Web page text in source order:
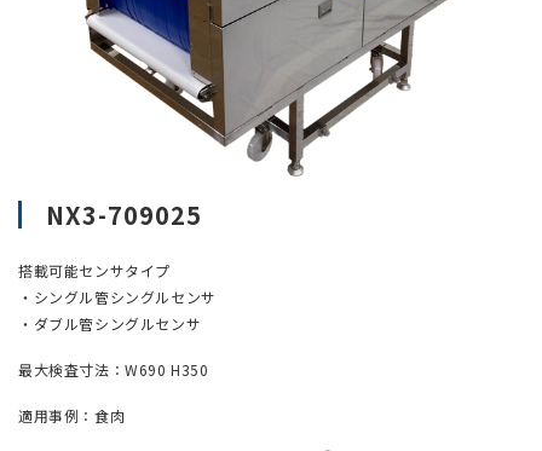
NX3-709025
搭載可能センサタイプ
・シングル管シングルセンサ
・ダブル管シングルセンサ
最大検査寸法：W690 H350
適用事例：食肉